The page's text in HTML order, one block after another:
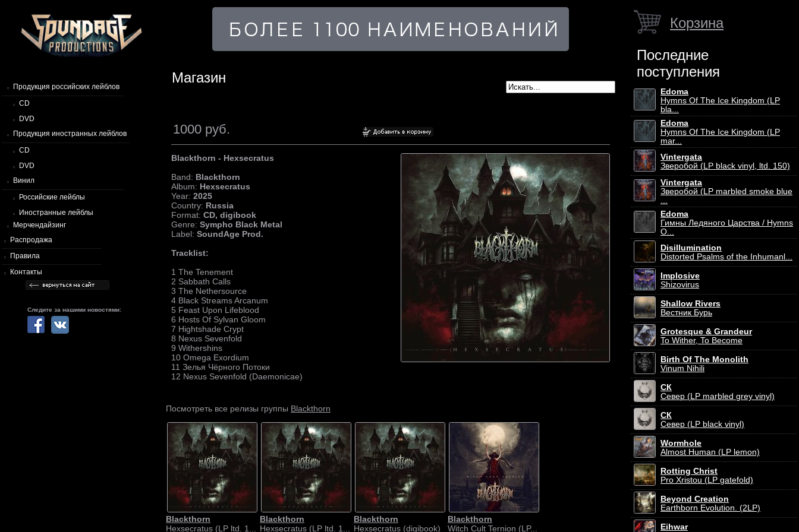
Продукция российских лейблов
CD
DVD
Продукция иностранных лейблов
CD
DVD
Винил
Российские лейблы
Иностранные лейблы
Мерчендайзинг
Распродажа
Правила
Контакты
Следите за нашими новостями:
Магазин
1000 руб.
Blackthorn - Hexsecratus
Band: Blackthorn
Album: Hexsecratus
Year: 2025
Country: Russia
Format: CD, digibook
Genre: Sympho Black Metal
Label: SoundAge Prod.
Tracklist:
1 The Tenement
2 Sabbath Calls
3 The Nethersource
4 Black Streams Arcanum
5 Feast Upon Lifeblood
6 Hosts Of Sylvan Gloom
7 Hightshade Crypt
8 Nexus Sevenfold
9 Withershins
10 Omega Exordium
11 Зелья Чёрного Потоки
12 Nexus Sevenfold (Daemonicae)
Посмотреть все релизы группы Blackthorn
Blackthorn
Hexsecratus (LP ltd. 1...
Blackthorn
Hexsecratus (LP ltd. 1...
Blackthorn
Hexsecratus (digibook)
Blackthorn
Witch Cult Ternion (LP...
Корзина
Последние
поступления
Edoma
Hymns Of The Ice Kingdom (LP
bla...
Edoma
Hymns Of The Ice Kingdom (LP
mar...
Vintergata
Зверобой (LP black vinyl, ltd. 150)
Vintergata
Зверобой (LP marbled smoke blue
...
Edoma
Гимны Ледяного Царства / Hymns
O...
Disillumination
Distorted Psalms of the Inhumanl...
Implosive
Shizovirus
Shallow Rivers
Вестник Бурь
Grotesque & Grandeur
To Wither, To Become
Birth Of The Monolith
Vinum Nihili
СК
Север (LP marbled grey vinyl)
СК
Север (LP black vinyl)
Wormhole
Almost Human (LP lemon)
Rotting Christ
Pro Xristou (LP gatefold)
Beyond Creation
Earthborn Evolution. (2LP)
Eihwar